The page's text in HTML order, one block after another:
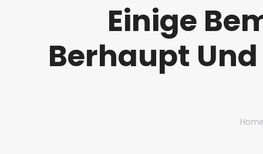
Einige
Berhaupt
You